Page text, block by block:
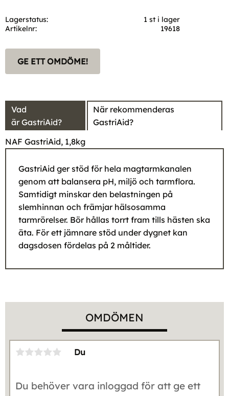
Lagerstatus
1 st i lager
Artikelnr
19618
GE ETT OMDÖME!
Vad
är GastriAid?
När rekommenderas
GastriAid?
NAF GastriAid, 1,8kg
GastriAid ger stöd för hela magtarmkanalen
genom att balansera pH, miljö och tarmflora.
Samtidigt minskar den belastningen på
slemhinnan och främjar hälsosamma
tarmrörelser. Bör hållas torrt fram tills hästen ska
äta. För ett jämnare stöd under dygnet kan
dagsdosen fördelas på 2 måltider.
OMDÖMEN
Du